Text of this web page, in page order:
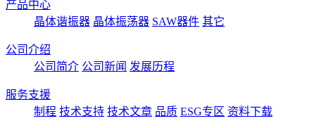
产品中心
晶体谐振器 晶体振荡器 SAW器件 其它
公司介绍
公司简介 公司新闻 发展历程
服务支援
制程 技术支持 技术文章 品质 ESG专区 资料下载